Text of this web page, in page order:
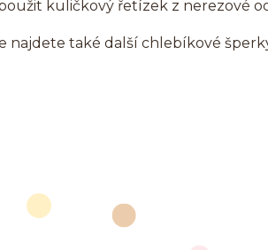
kuličkový řetízek z nerezové
najdete také další chlebíkové